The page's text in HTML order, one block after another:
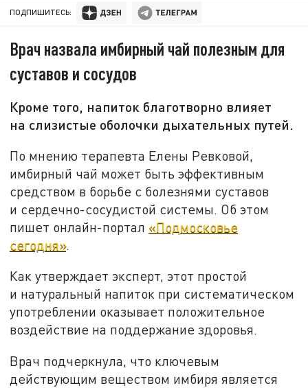
ПОДПИШИТЕСЬ:
Врач назвала имбирный чай полезным для
суставов и сосудов
Кроме того, напиток благотворно влияет
на слизистые оболочки дыхательных путей.
По мнению терапевта Елены Ревковой,
имбирный чай может быть эффективным
средством в борьбе с болезнями суставов
и сердечно-сосудистой системы. Об этом
пишет онлайн-портал «Подмосковье
сегодня».
Как утверждает эксперт, этот простой
и натуральный напиток при систематическом
употреблении оказывает положительное
воздействие на поддержание здоровья.
Врач подчеркнула, что ключевым
действующим веществом имбиря является